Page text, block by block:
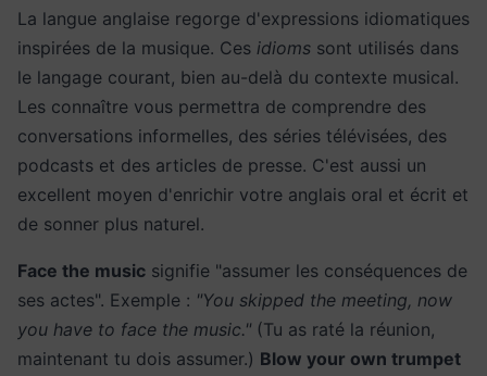
La langue anglaise regorge d'expressions idiomatiques
inspirées de la musique. Ces idioms sont utilisés dans
le langage courant, bien au-delà du contexte musical.
Les connaître vous permettra de comprendre des
conversations informelles, des séries télévisées, des
podcasts et des articles de presse. C'est aussi un
excellent moyen d'enrichir votre anglais oral et écrit et
de sonner plus naturel.
Face the music signifie "assumer les conséquences de
ses actes". Exemple : "You skipped the meeting, now
you have to face the music." (Tu as raté la réunion,
maintenant tu dois assumer.) Blow your own trumpet